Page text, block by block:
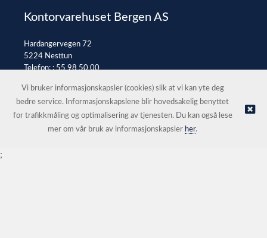
Kontorvarehuset Bergen AS
Hardangervegen 72
5224 Nesttun
Telefon: :55 98 50 00
© Kontorvarehuset Bergen AS |Nettbutikk levert av Kréatif
Vi bruker informasjonskapsler (cookies) slik at vi kan yte deg
bedre service. Informasjonskapslene blir hovedsakelig benyttet
for trafikkmåling og optimalisering av tjenesten. Du kan også lese
mer om vår bruk av informasjonskapsler her.
;